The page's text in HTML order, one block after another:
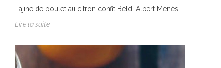
Tajine de poulet au citron confit Beldi Albert Ménès
Lire la suite